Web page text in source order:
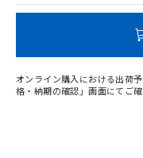
オンライン購入における出荷
格・納期の確認」画面にてご確